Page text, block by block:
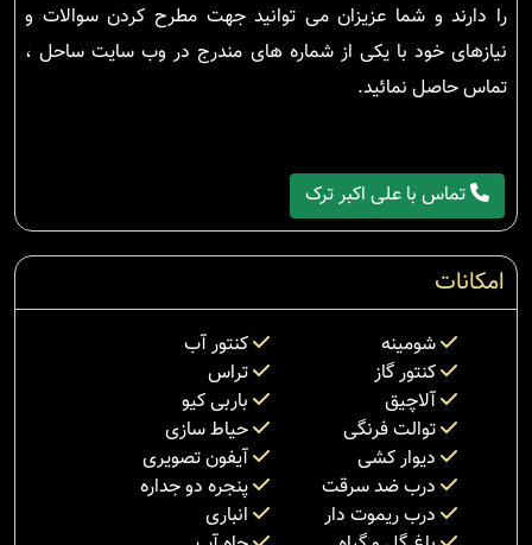
را دارند و شما عزیزان می توانید جهت مطرح کردن سوالات و
نیازهای خود با یکی از شماره های مندرج در وب سایت ساحل ،
تماس حاصل نمائید.
تماس با علی اکبر ترک
امکانات
شومینه
کنتور آب
کنتور گاز
تراس
آلاچیق
باربی کیو
توالت فرنگی
حیاط سازی
دیوار کشی
آیفون تصویری
درب ضد سرقت
پنجره دو جداره
درب ریموت دار
انباری